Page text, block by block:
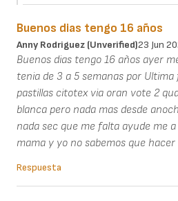
Buenos dias tengo 16 años
Anny Rodriguez (unverified)23 Jun
Buenos dias tengo 16 años ayer
tenia de 3 a 5 semanas por
pastillas citotex via oran vote 2
blanca pero nada mas desde
nada sec que me falta ayude me
mama y yo no sabemos que
Respuesta